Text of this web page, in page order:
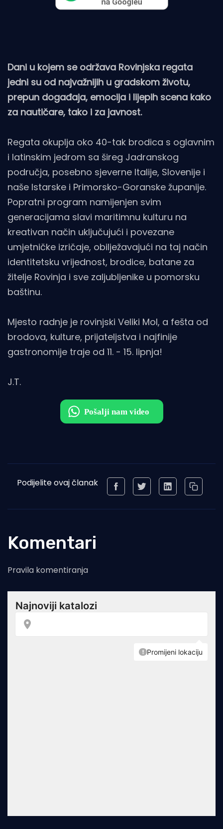
Dani u kojem se održava Rovinjska regata
jedni su od najvažnijih u gradskom životu,
prepun događaja, emocija i lijepih scena kako
za nautičare, tako i za javnost.
Regata okuplja oko 40-tak brodica s oglavnim
i latinskim jedrom sa šireg Jadranskog
područja, posebno sjeverne Italije, Slovenije i
naše Istarske i Primorsko-Goranske županije.
Popratni program namijenjen svim
generacijama slavi maritimnu kulturu na
kreativan način uključujući i povezane
umjetničke izričaje, obilježavajući na taj način
identitetsku vrijednost, brodice, batane za
žitelje Rovinja i sve zaljubljenike u pomorsku
baštinu.
Mjesto radnje je rovinjski Veliki Mol, a fešta od
brodova, kulture, prijateljstva i najfinije
gastronomije traje od 11. - 15. lipnja!
J.T.
Podijelite ovaj članak
Komentari
Pravila komentiranja